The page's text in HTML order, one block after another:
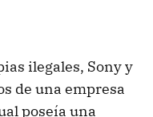
ilegales, Sony y
de una empresa
poseía una